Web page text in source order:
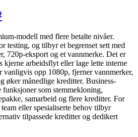
modell med flere betalte nivåer.
testing, og tilbyr et begrenset sett med
720p-eksport og et vannmerke. Det er
arbeidsflyt eller lage lette interne
vanligvis opp 1080p, fjerner vannmerker,
øker månedlige kreditter. Business-
funksjoner som stemmekloning,
samarbeid og flere kreditter. For
eller spesialiserte behov tilbyr
tilpassede kreditter og dedikert